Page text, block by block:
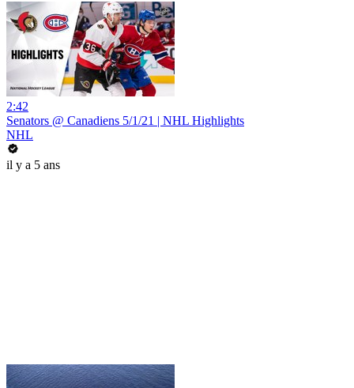
2:42
Senators @ Canadiens 5/1/21 | NHL Highlights
NHL
il y a 5 ans